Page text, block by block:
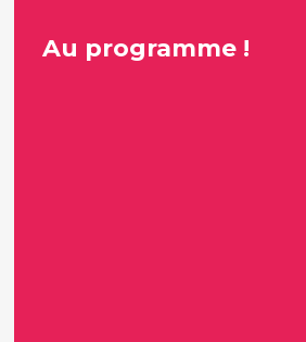
Au programme !